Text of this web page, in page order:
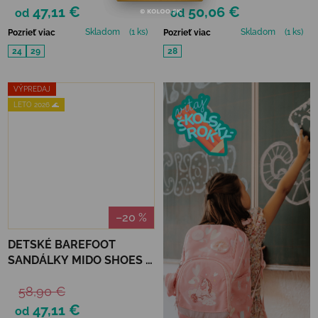
od 47,11 €
Pozrieť viac Skladom
(1 ks)
24
29
od50,06 €
Pozrieť viac Skladom
(1 ks)
28
VÝPREDAJ
LETO 2026 🌊
–20 %
DETSKÉ BAREFOOT
SANDÁLKY MIDO SHOES -
od 47,11 €
58,90 €